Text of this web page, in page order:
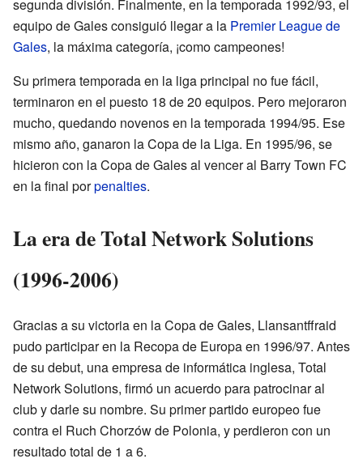
segunda división. Finalmente, en la temporada 1992/93, el
equipo de Gales consiguió llegar a la Premier League de
Gales, la máxima categoría, ¡como campeones!
Su primera temporada en la liga principal no fue fácil,
terminaron en el puesto 18 de 20 equipos. Pero mejoraron
mucho, quedando novenos en la temporada 1994/95. Ese
mismo año, ganaron la Copa de la Liga. En 1995/96, se
hicieron con la Copa de Gales al vencer al Barry Town FC
en la final porpenalties.
La era de Total Network Solutions
(1996-2006)
Gracias a su victoria en la Copa de Gales, Llansantffraid
pudo participar en la Recopa de Europa en 1996/97. Antes
de su debut, una empresa de informática inglesa, Total
Network Solutions, firmó un acuerdo para patrocinar al
club y darle su nombre. Su primer partido europeo fue
contra el Ruch Chorzów de Polonia, y perdieron con un
resultado total de 1 a 6.